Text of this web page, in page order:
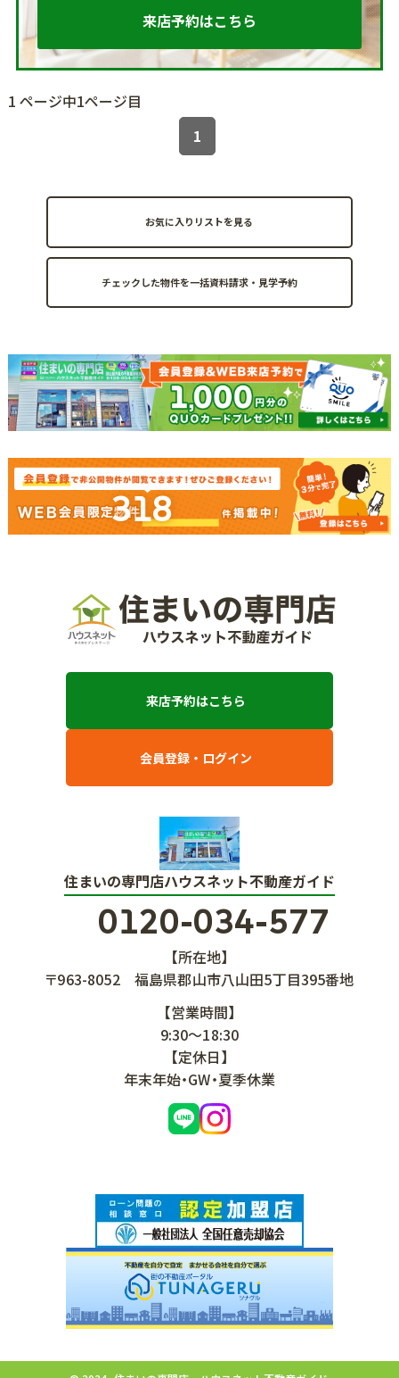
来店予約はこちら
1 ページ中1ページ目
1
お気に入りリストを見る
318
来店予約はこちら
会員登録・ログイン
住まいの専門店ハウスネット不動産ガイド
0120-034-577
【所在地】
〒963-8052
福島県郡山市八山田5丁目395番地
【営業時間】
9:30～18:30
【定休日】
年末年始・GW・夏季休業